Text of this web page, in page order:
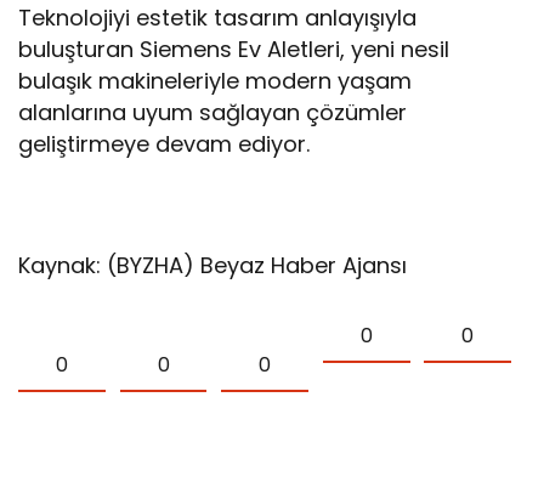
Teknolojiyi estetik tasarım anlayışıyla
buluşturan Siemens Ev Aletleri, yeni nesil
bulaşık makineleriyle modern yaşam
alanlarına uyum sağlayan çözümler
geliştirmeye devam ediyor.
Kaynak: (BYZHA) Beyaz Haber Ajansı
0 0 0
0 0